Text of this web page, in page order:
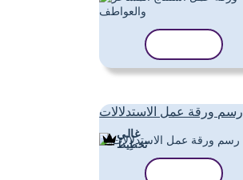
رسم ورقة عمل الاستدلالات
غالي
تَخطِيط